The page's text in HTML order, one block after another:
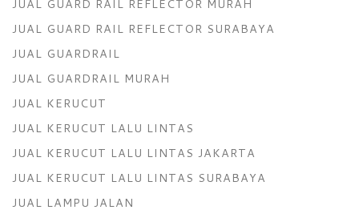
JUAL GUARD RAIL REFLECTOR MURAH
JUAL GUARD RAIL REFLECTOR SURABAYA
JUAL GUARDRAIL
JUAL GUARDRAIL MURAH
JUAL KERUCUT
JUAL KERUCUT LALU LINTAS
JUAL KERUCUT LALU LINTAS JAKARTA
JUAL KERUCUT LALU LINTAS SURABAYA
JUAL LAMPU JALAN